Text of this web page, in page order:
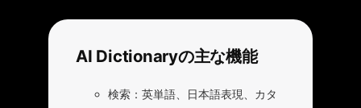
AI Dictionaryの主な機能
検索：英単語、日本語表現、カタ